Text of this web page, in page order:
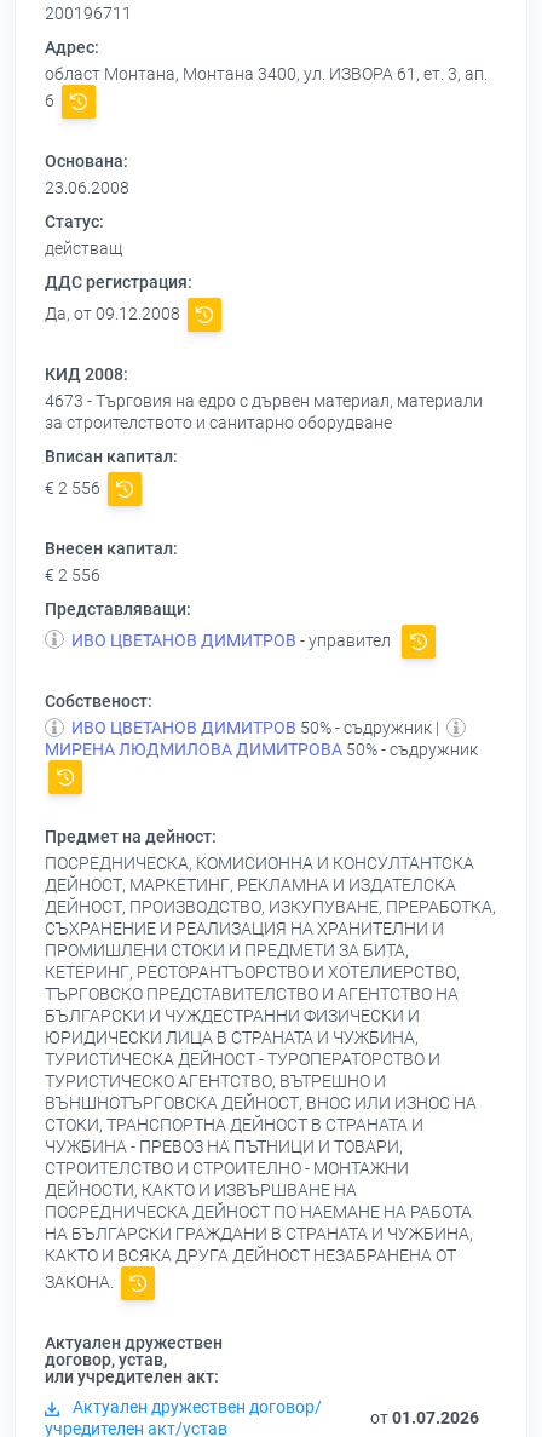
200196711
Адрес:
област Монтана, Монтана 3400, ул. ИЗВОРА 61, ет. 3, ап.
6
Основана:
23.06.2008
Статус:
действащ
ДДС регистрация:
Да, от 09.12.2008
КИД 2008:
4673 - Търговия на едро с дървен материал, материали
за строителството и санитарно оборудване
Вписан капитал:
€ 2 556
Внесен капитал:
€ 2 556
Представляващи:
ИВО ЦВЕТАНОВ ДИМИТРОВ - управител
Собственост:
ИВО ЦВЕТАНОВ ДИМИТРОВ 50% - съдружник |
МИРЕНА ЛЮДМИЛОВА ДИМИТРОВА 50% - съдружник
Предмет на дейност:
ПОСРЕДНИЧЕСКА, КОМИСИОННА И КОНСУЛТАНТСКА
ДЕЙНОСТ, МАРКЕТИНГ, РЕКЛАМНА И ИЗДАТЕЛСКА
ДЕЙНОСТ, ПРОИЗВОДСТВО, ИЗКУПУВАНЕ, ПРЕРАБОТКА,
СЪХРАНЕНИЕ И РЕАЛИЗАЦИЯ НА ХРАНИТЕЛНИ И
ПРОМИШЛЕНИ СТОКИ И ПРЕДМЕТИ ЗА БИТА,
КЕТЕРИНГ, РЕСТОРАНТЪОРСТВО И ХОТЕЛИЕРСТВО,
ТЪРГОВСКО ПРЕДСТАВИТЕЛСТВО И АГЕНТСТВО НА
БЪЛГАРСКИ И ЧУЖДЕСТРАННИ ФИЗИЧЕСКИ И
ЮРИДИЧЕСКИ ЛИЦА В СТРАНАТА И ЧУЖБИНА,
ТУРИСТИЧЕСКА ДЕЙНОСТ - ТУРОПЕРАТОРСТВО И
ТУРИСТИЧЕСКО АГЕНТСТВО, ВЪТРЕШНО И
ВЪНШНОТЪРГОВСКА ДЕЙНОСТ, ВНОС ИЛИ ИЗНОС НА
СТОКИ, ТРАНСПОРТНА ДЕЙНОСТ В СТРАНАТА И
ЧУЖБИНА - ПРЕВОЗ НА ПЪТНИЦИ И ТОВАРИ,
СТРОИТЕЛСТВО И СТРОИТЕЛНО - МОНТАЖНИ
ДЕЙНОСТИ, КАКТО И ИЗВЪРШВАНЕ НА
ПОСРЕДНИЧЕСКА ДЕЙНОСТ ПО НАЕМАНЕ НА РАБОТА
НА БЪЛГАРСКИ ГРАЖДАНИ В СТРАНАТА И ЧУЖБИНА,
КАКТО И ВСЯКА ДРУГА ДЕЙНОСТ НЕЗАБРАНЕНА ОТ
ЗАКОНА.
Актуален дружествен
договор, устав,
или учредителен акт:
Актуален дружествен договор/
учредителен акт/устав
от01.07.2026